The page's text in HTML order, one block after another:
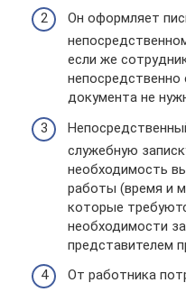
Он оформляет
если же
непосредственно
документа не
служебную
необходимость
работы (время и
которые
необходимости
представителем
От работника